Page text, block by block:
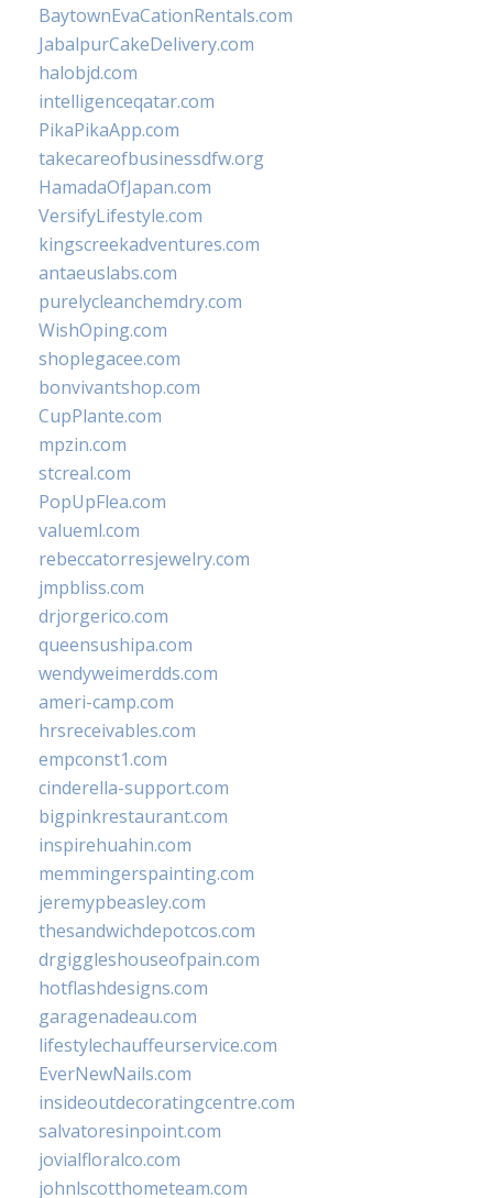
BaytownEvaCationRentals.com
JabalpurCakeDelivery.com
halobjd.com
intelligenceqatar.com
PikaPikaApp.com
takecareofbusinessdfw.org
HamadaOfJapan.com
VersifyLifestyle.com
kingscreekadventures.com
antaeuslabs.com
purelycleanchemdry.com
WishOping.com
shoplegacee.com
bonvivantshop.com
CupPlante.com
mpzin.com
stcreal.com
PopUpFlea.com
valueml.com
rebeccatorresjewelry.com
jmpbliss.com
drjorgerico.com
queensushipa.com
wendyweimerdds.com
ameri-camp.com
hrsreceivables.com
empconst1.com
cinderella-support.com
bigpinkrestaurant.com
inspirehuahin.com
memmingerspainting.com
jeremypbeasley.com
thesandwichdepotcos.com
drgiggleshouseofpain.com
hotflashdesigns.com
garagenadeau.com
lifestylechauffeurservice.com
EverNewNails.com
insideoutdecoratingcentre.com
salvatoresinpoint.com
jovialfloralco.com
johnlscotthometeam.com